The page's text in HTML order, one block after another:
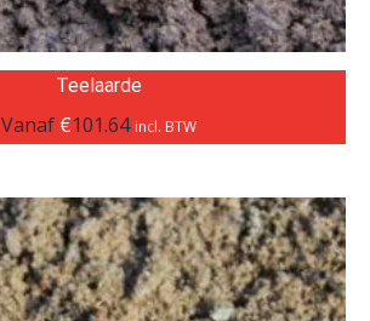
Teelaarde
Vanaf €101.64 incl. BTW